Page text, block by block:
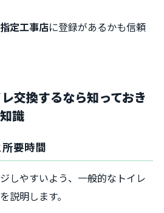
定工事店に登録があるかも信頼
交換するなら知っておき
識
要時間
しやすいよう、一般的なトイレ
説明します。